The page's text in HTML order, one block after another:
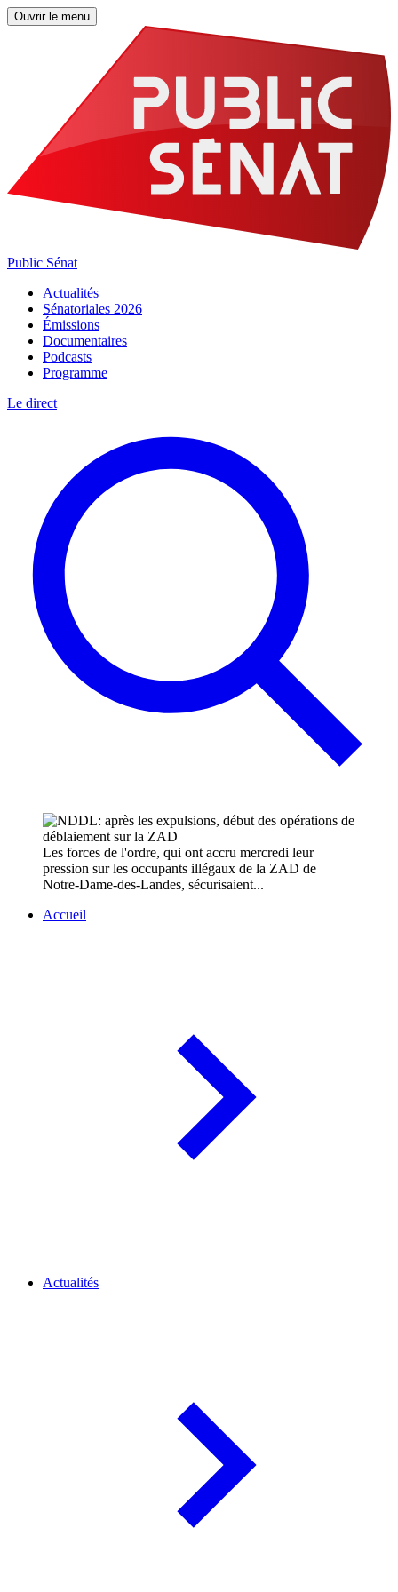
Ouvrir le menu
Public Sénat
Actualités
Sénatoriales 2026
Émissions
Documentaires
Podcasts
Programme
Le direct
Les forces de l'ordre, qui ont accru mercredi leur
pression sur les occupants illégaux de la ZAD de
Notre-Dame-des-Landes, sécurisaient...
Accueil
Actualités